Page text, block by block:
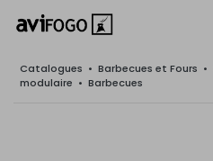
Catalogues • Barbecues et Fours •
modulaire • Barbecues